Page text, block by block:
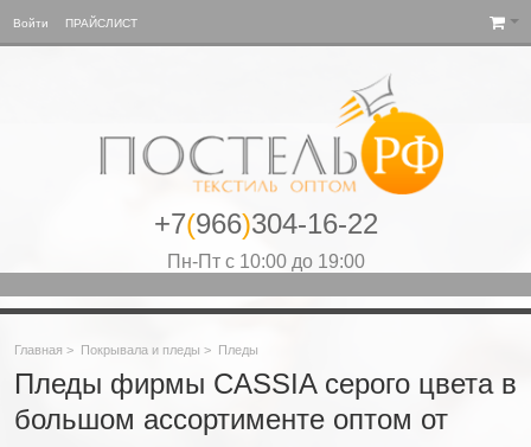
Войти ПРАЙСЛИСТ
+7(966)304-16-22
Пн-Пт с 10:00 до 19:00
Главная > Покрывала и пледы > Пледы
Пледы фирмы CASSIA серого цвета в
большом ассортименте оптом от